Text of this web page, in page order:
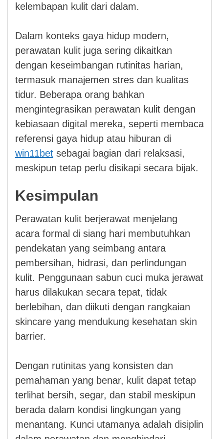
kelembapan kulit dari dalam.
Dalam konteks gaya hidup modern,
perawatan kulit juga sering dikaitkan
dengan keseimbangan rutinitas harian,
termasuk manajemen stres dan kualitas
tidur. Beberapa orang bahkan
mengintegrasikan perawatan kulit dengan
kebiasaan digital mereka, seperti membaca
referensi gaya hidup atau hiburan di
win11bet sebagai bagian dari relaksasi,
meskipun tetap perlu disikapi secara bijak.
Kesimpulan
Perawatan kulit berjerawat menjelang
acara formal di siang hari membutuhkan
pendekatan yang seimbang antara
pembersihan, hidrasi, dan perlindungan
kulit. Penggunaan sabun cuci muka jerawat
harus dilakukan secara tepat, tidak
berlebihan, dan diikuti dengan rangkaian
skincare yang mendukung kesehatan skin
barrier.
Dengan rutinitas yang konsisten dan
pemahaman yang benar, kulit dapat tetap
terlihat bersih, segar, dan stabil meskipun
berada dalam kondisi lingkungan yang
menantang. Kunci utamanya adalah disiplin